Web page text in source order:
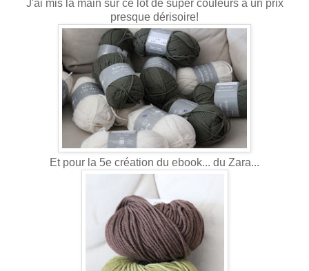
J'ai mis la main sur ce lot de super couleurs a un prix
presque dérisoire!
Et pour la 5e création du ebook... du Zara...